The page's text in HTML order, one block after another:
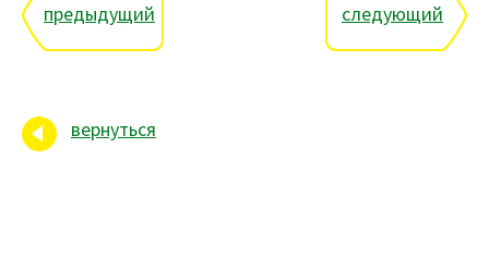
предыдущий следующий
вернуться